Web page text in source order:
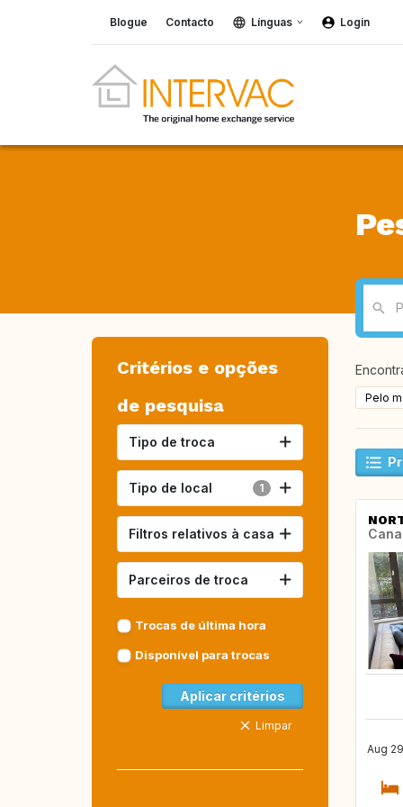
Blogue Contacto Línguas Login
Critérios e opções
de pesquisa
Tipo de troca
Tipo de local 1
Filtros relativos à casa
Parceiros de troca
Trocas de última hora
Disponível para trocas
Aplicar critérios
Limpar
Pelo
Aug